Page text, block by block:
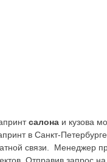
салона и кузова
в Санкт-
связи. Менеджер